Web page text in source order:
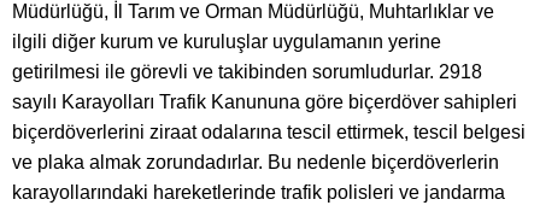
Müdürlüğü, İl Tarım ve Orman Müdürlüğü, Muhtarlıklar ve
ilgili diğer kurum ve kuruluşlar uygulamanın yerine
getirilmesi ile görevli ve takibinden sorumludurlar. 2918
sayılı Karayolları Trafik Kanununa göre biçerdöver sahipleri
biçerdöverlerini ziraat odalarına tescil ettirmek, tescil belgesi
ve plaka almak zorundadırlar. Bu nedenle biçerdöverlerin
karayollarındaki hareketlerinde trafik polisleri ve jandarma